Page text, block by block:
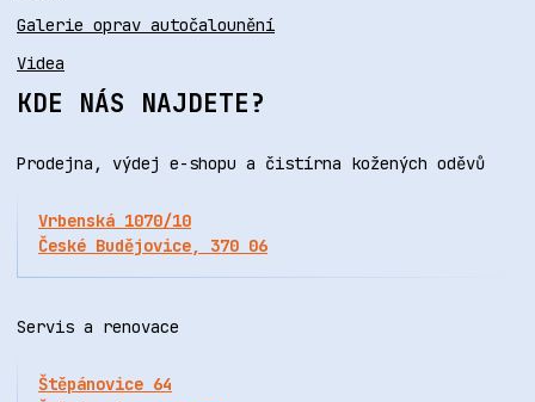
Galerie oprav autočalounění
Videa
KDE NÁS NAJDETE?
Prodejna, výdej e-shopu a čistírna kožených oděvů
Vrbenská 1070/10
České Budějovice, 370 06
Servis a renovace
Štěpánovice 64